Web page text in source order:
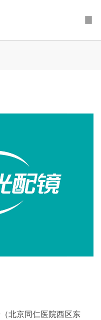
北京同仁医院西区东